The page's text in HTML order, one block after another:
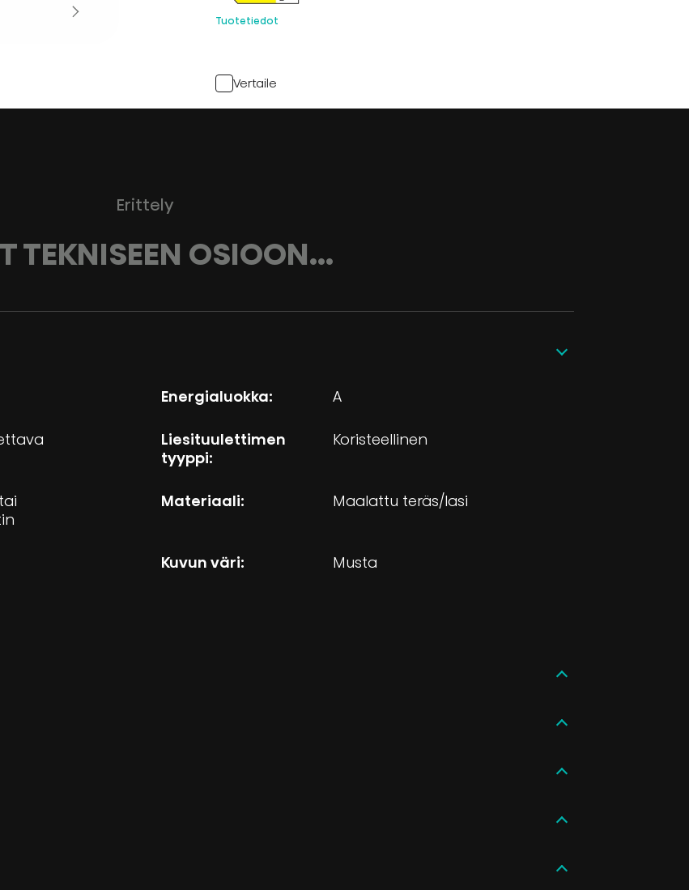
Tuotetiedot
Vertaile
Erittely
TEKNISEEN OSIOON...
Energialuokka: A
Liesituulettimen
tyyppi:
Koristeellinen
Materiaali: Maalattu teräs/lasi
Kuvun väri: Musta